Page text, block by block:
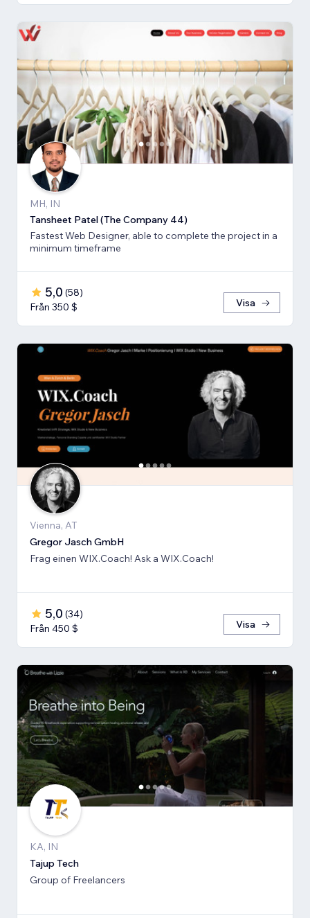
MH, IN
Tansheet Patel (The Company 44)
Fastest Web Designer, able to complete the project in a
minimum timeframe
5,0 (58)
Från 350 $
Visa
Vienna, AT
Gregor Jasch GmbH
Frag einen WIX.Coach! Ask a WIX.Coach!
5,0 (34)
Från 450 $
Visa
KA, IN
Tajup Tech
Group of Freelancers